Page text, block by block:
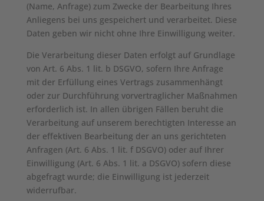
(Name, Anfrage) zum Zwecke der Bearbeitung Ihres
Anliegens bei uns gespeichert und verarbeitet. Diese
Daten geben wir nicht ohne Ihre Einwilligung weiter.
Die Verarbeitung dieser Daten erfolgt auf Grundlage
von Art. 6 Abs. 1 lit. b DSGVO, sofern Ihre Anfrage
mit der Erfüllung eines Vertrags zusammenhängt
oder zur Durchführung vorvertraglicher Maßnahmen
erforderlich ist. In allen übrigen Fällen beruht die
Verarbeitung auf unserem berechtigten Interesse an
der effektiven Bearbeitung der an uns gerichteten
Anfragen (Art. 6 Abs. 1 lit. f DSGVO) oder auf Ihrer
Einwilligung (Art. 6 Abs. 1 lit. a DSGVO) sofern diese
abgefragt wurde; die Einwilligung ist jederzeit
widerrufbar.